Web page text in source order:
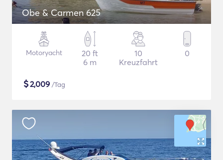
Obe & Carmen 625
Motoryacht
20 ft
6 m
10
Kreuzfahrt
0
$2,009 /Tag